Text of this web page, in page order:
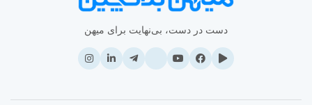
دست در دست، بی‌نهایت برای میهن